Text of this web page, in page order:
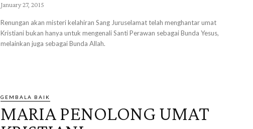
January 27, 2015
Renungan akan misteri kelahiran Sang Juruselamat telah menghantar umat
Kristiani bukan hanya untuk mengenali Santi Perawan sebagai Bunda Yesus,
melainkan juga sebagai Bunda Allah.
GEMBALA BAIK
MARIA PENOLONG UMAT